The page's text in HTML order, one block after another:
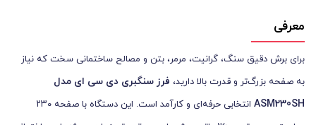
معرفی
برای برش دقیق سنگ، گرانیت، مرمر، بتن و مصالح ساختمانی سخت که نیاز
به صفحه بزرگ‌تر و قدرت بالا دارید، فرز سنگبری دی سی ای مدل
ASM230SH
انتخابی حرفه‌ای و کارآمد است. این دستگاه با صفحه ۲۳۰